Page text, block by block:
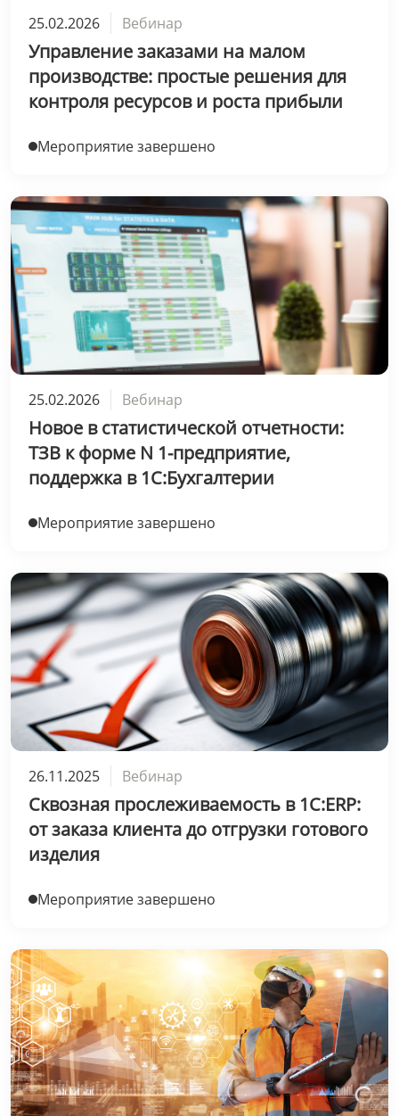
25.02.2026 Вебинар
Управление заказами на малом
производстве: простые решения для
контроля ресурсов и роста прибыли
Мероприятие завершено
25.02.2026 Вебинар
Новое в статистической отчетности:
ТЗВ к форме N 1-предприятие,
поддержка в 1С:Бухгалтерии
Мероприятие завершено
26.11.2025 Вебинар
Сквозная прослеживаемость в 1С:ERP:
от заказа клиента до отгрузки готового
изделия
Мероприятие завершено